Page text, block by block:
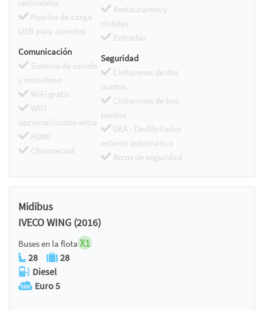
reclinables
Puertos de carga
USB para asientos
Restaurantes y
Hoteles
Entradas
Comunicación
Sistema de sonido
y micrófono
WiFi gratis
WIFI
opcional/costes extra
HDMI
Chromecast
Seguridad
Cinturones de dos
puntos
Cinturones de tres
puntos
DEA - Desfibrilador
externo automático
Arcos de seguridad
Midibus
IVECO WING (2016)
Buses en la flota X1
28
28
Diesel
Euro 5